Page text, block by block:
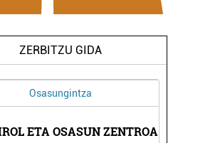
ZERBITZU GIDA
Osasungintza
ETA OSASUN ZENTROA